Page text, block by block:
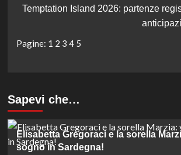
Temptation Island 2026: partenze
Pagine: 1 2 3 4 5
Sapevi che…
Elisabetta Gregoraci e la sorella
sogno in Sardegna!